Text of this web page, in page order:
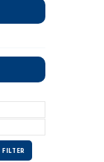
FILTER